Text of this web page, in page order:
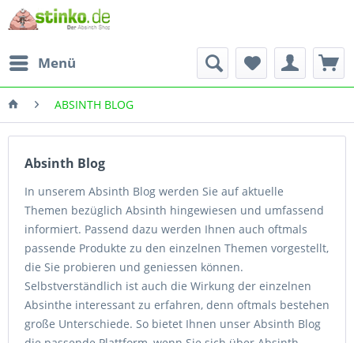
Menü
ABSINTH BLOG
Absinth Blog
In unserem Absinth Blog werden Sie auf aktuelle
Themen bezüglich Absinth hingewiesen und umfassend
informiert. Passend dazu werden Ihnen auch oftmals
passende Produkte zu den einzelnen Themen vorgestellt,
die Sie probieren und geniessen können.
Selbstverständlich ist auch die Wirkung der einzelnen
Absinthe interessant zu erfahren, denn oftmals bestehen
große Unterschiede. So bietet Ihnen unser Absinth Blog